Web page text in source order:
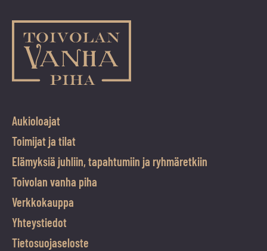
Aukioloajat
Toimijat ja tilat
Elämyksiä juhliin, tapahtumiin ja ryhmäretkiin
Toivolan vanha piha
Verkkokauppa
Yhteystiedot
Tietosuojaseloste